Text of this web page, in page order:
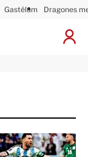
Gastélum Dragones
I
S
e
s